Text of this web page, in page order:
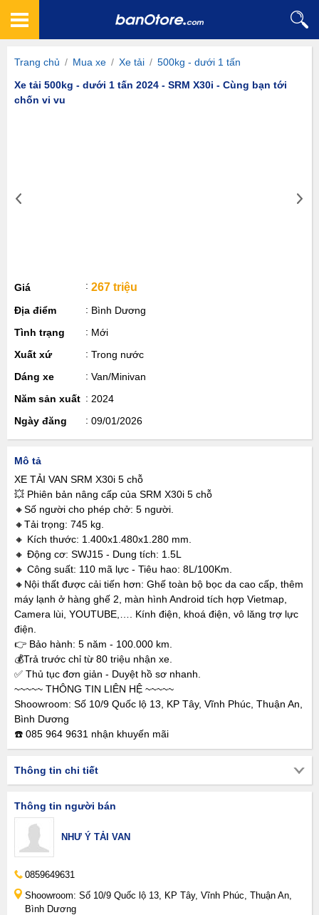
Trang chủ / Mua xe / Xe tải / 500kg - dưới 1 tấn
Xe tải 500kg - dưới 1 tấn 2024 - SRM X30i - Cùng bạn tới
chốn vi vu
Giá 267 triệu
Địa điểm
Bình Dương
Tình trạng
Mới
Xuất xứ
Trong nước
Dáng xe
Van/Minivan
Năm sản xuất
2024
Ngày đăng
09/01/2026
Mô tả
XE TẢI VAN SRM X30i 5 chỗ
💥 Phiên bản nâng cấp của SRM X30i 5 chỗ
🔸Số người cho phép chở: 5 người.
🔸Tải trọng: 745 kg.
🔸 Kích thước: 1.400x1.480x1.280 mm.
🔸 Động cơ: SWJ15 - Dung tích: 1.5L
🔸 Công suất: 110 mã lực - Tiêu hao: 8L/100Km.
🔸Nội thất được cải tiến hơn: Ghế toàn bộ bọc da cao cấp, thêm
máy lạnh ở hàng ghế 2, màn hình Android tích hợp Vietmap,
Camera lùi, YOUTUBE,…. Kính điện, khoá điện, vô lăng trợ lực
điện.
👉 Bảo hành: 5 năm - 100.000 km.
💰Trả trước chỉ từ 80 triệu nhận xe.
✅ Thủ tục đơn giản - Duyệt hồ sơ nhanh.
~~~~~ THÔNG TIN LIÊN HỆ ~~~~~
Shoowroom: Số 10/9 Quốc lộ 13, KP Tây, Vĩnh Phúc, Thuận An,
Bình Dương
☎️ 085 964 9631 nhận khuyến mãi
Thông tin chi tiết
Thông tin người bán
NHƯ Ý TẢI VAN
0859649631
Shoowroom: Số 10/9 Quốc lộ 13, KP Tây, Vĩnh Phúc, Thuận An,
Bình Dương